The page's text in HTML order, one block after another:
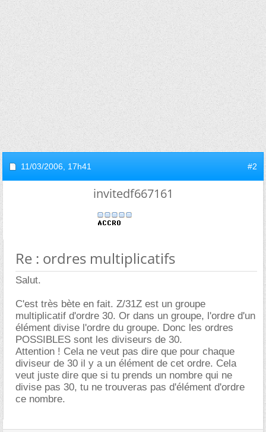
11/03/2006, 17h41 #2
invitedf667161
Re : ordres multiplicatifs
Salut.
C'est très bète en fait. Z/31Z est un groupe
multiplicatif d'ordre 30. Or dans un groupe, l'ordre d'un
élément divise l'ordre du groupe. Donc les ordres
POSSIBLES sont les diviseurs de 30.
Attention ! Cela ne veut pas dire que pour chaque
diviseur de 30 il y a un élément de cet ordre. Cela
veut juste dire que si tu prends un nombre qui ne
divise pas 30, tu ne trouveras pas d'élément d'ordre
ce nombre.